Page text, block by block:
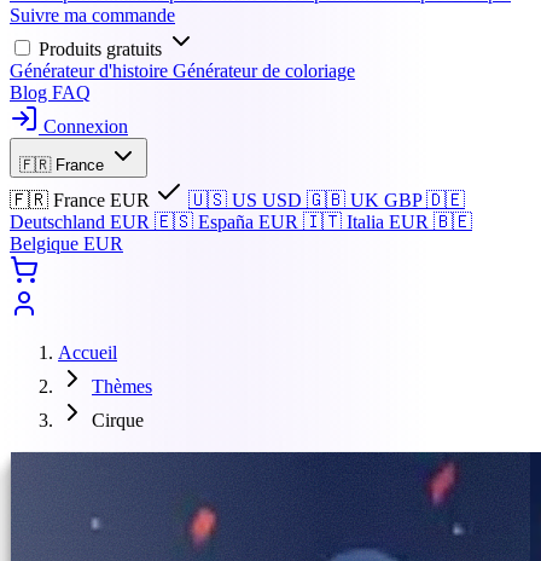
Suivre ma commande
Produits gratuits
Générateur d'histoire Générateur de coloriage
Blog FAQ
Connexion
🇫🇷 France
🇫🇷 France EUR 🇺🇸 US USD 🇬🇧 UK GBP 🇩🇪
Deutschland EUR 🇪🇸 España EUR 🇮🇹 Italia EUR 🇧🇪
Belgique EUR
Accueil
Thèmes
Cirque